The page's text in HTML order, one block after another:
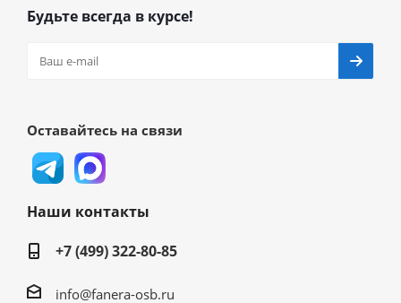
Будьте всегда в курсе!
Оставайтесь на связи
Наши контакты
+7 (499) 322-80-85
info@fanera-osb.ru